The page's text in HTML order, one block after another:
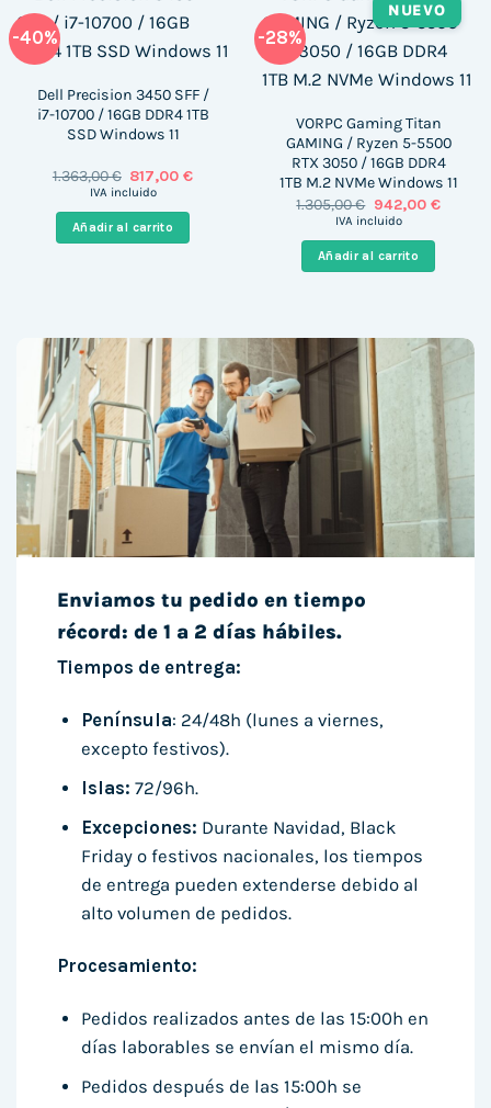
-40%
Dell Precision 3450 SFF /
i7-10700 / 16GB DDR4 1TB
SSD Windows 11
1.363,00€ El
precio
era:
1.363,00 €.
817,00€El
IVA incluido
Añadir al carrito
-28%
NUEVO
VORPC Gaming Titan
GAMING / Ryzen 5-5500
RTX 3050 / 16GB DDR4
1TB M.2 NVMe Windows 11
1.305,00€ El
precio
era:
1.305,00 €.
942,00 €El
IVA incluido
Añadir al carrito
Enviamos tu pedido en tiempo
récord: de 1 a 2 días hábiles.
Tiempos de entrega:
Península: 24/48h (lunes a viernes,
excepto festivos).
Islas: 72/96h.
Excepciones: Durante Navidad, Black
Friday o festivos nacionales, los tiempos
de entrega pueden extenderse debido al
alto volumen de pedidos.
Procesamiento:
Pedidos realizados antes de las 15:00h en
días laborables se envían el mismo día.
Pedidos después de las 15:00h se